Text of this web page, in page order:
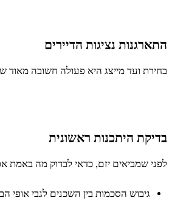
התארגנות נציגות הדיירים
בחירת ועד מייצג היא פעולה חשובה מאוד
בדיקת היתכנות ראשונית
לפני שמביאים יזם, כדאי לבדוק מה באמת
גיבוש הסכמות בין השכנים לגבי אופי